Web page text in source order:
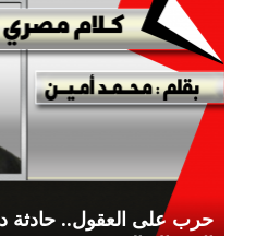
حرب على العقول.. حادثة